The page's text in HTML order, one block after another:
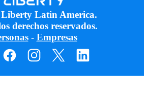
Latin America.
derechos reservados.
- Empresas